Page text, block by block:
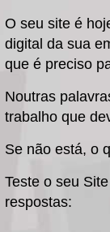
O seu site é
digital da sua
que é preciso
Noutras
trabalho que
Se não está, o
Teste o seu
respostas: